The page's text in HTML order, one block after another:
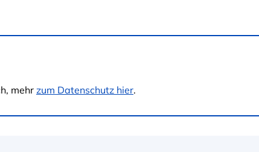
mehr zum Datenschutz hier.